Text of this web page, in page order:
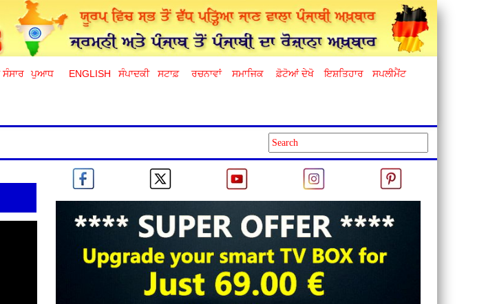
ਪੁਆਧ ENGLISH ਸੰਪਾਦਕੀ ਸਟਾਫ਼ ਰਚਨਾਵਾਂ ਸਮਾਜਿਕ ਫ਼ੋਟੋਆਂ ਦੇਖੋ ਇਸ਼ਤਿਹਾਰ ਸਪਲੀਮੈਂਟ